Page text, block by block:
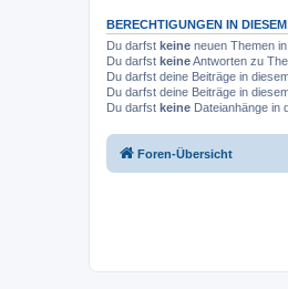
BERECHTIGUNGEN IN
Du darfst keine neuen Themen
Du darfst keineAntworten zu
Du darfst deine Beiträge in
Du darfst deine Beiträge in
Du darfst keine Dateianhänge in
Foren-Übersicht